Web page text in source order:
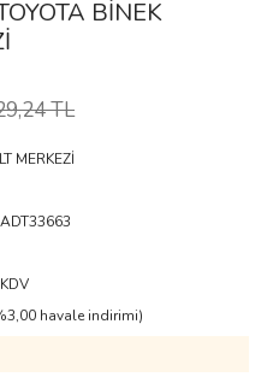
BİNEK
TL
MERKEZİ
havale indirimi)